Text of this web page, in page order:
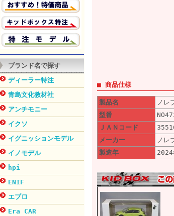
ブランド名で探す
ディーラー特注
青島文化教材社
アンチモニー
イクソ
イグニッションモデル
イノモデル
hpi
ENIF
エブロ
Era CAR
■ 商品仕様
製品名
ノレ
型番
ＪＡＮコード
メーカー
ノレ
製造年
2024